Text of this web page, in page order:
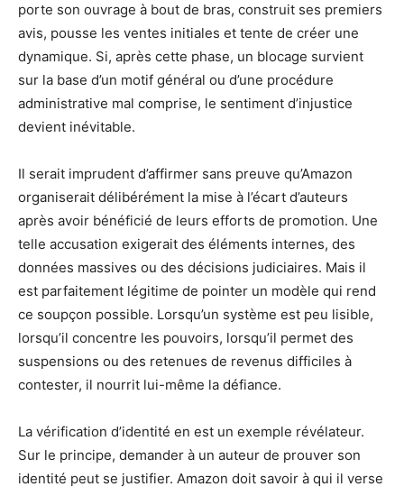
porte son ouvrage à bout de bras, construit ses premiers
avis, pousse les ventes initiales et tente de créer une
dynamique. Si, après cette phase, un blocage survient
sur la base d’un motif général ou d’une procédure
administrative mal comprise, le sentiment d’injustice
devient inévitable.
Il serait imprudent d’affirmer sans preuve qu’Amazon
organiserait délibérément la mise à l’écart d’auteurs
après avoir bénéficié de leurs efforts de promotion. Une
telle accusation exigerait des éléments internes, des
données massives ou des décisions judiciaires. Mais il
est parfaitement légitime de pointer un modèle qui rend
ce soupçon possible. Lorsqu’un système est peu lisible,
lorsqu’il concentre les pouvoirs, lorsqu’il permet des
suspensions ou des retenues de revenus difficiles à
contester, il nourrit lui-même la défiance.
La vérification d’identité en est un exemple révélateur.
Sur le principe, demander à un auteur de prouver son
identité peut se justifier. Amazon doit savoir à qui il verse